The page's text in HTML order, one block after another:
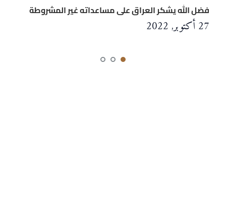
فضل الله يشكر العراق على مساعداته غير المشروطة
27 أكتوبر, 2022